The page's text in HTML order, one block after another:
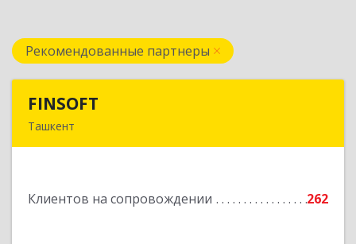
Рекомендованные партнеры
FINSOFT
Ташкент
Клиентов на сопровождении 262